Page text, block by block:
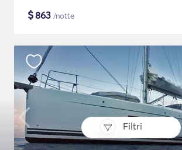
Filtri
$863 /notte